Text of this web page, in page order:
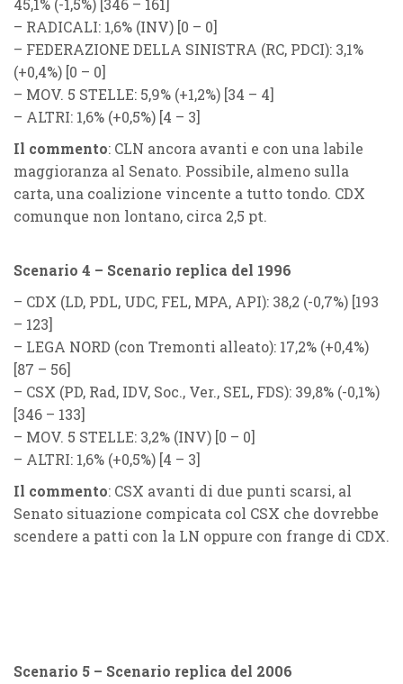
45,1% (-1,5%) [346 – 161]
– RADICALI: 1,6% (INV) [0 – 0]
– FEDERAZIONE DELLA SINISTRA (RC, PDCI): 3,1%
(+0,4%) [0 – 0]
– MOV. 5 STELLE: 5,9% (+1,2%) [34 – 4]
– ALTRI: 1,6% (+0,5%) [4 – 3]
Il commento: CLN ancora avanti e con una labile
maggioranza al Senato. Possibile, almeno sulla
carta, una coalizione vincente a tutto tondo. CDX
comunque non lontano, circa 2,5 pt.
Scenario 4 – Scenario replica del 1996
– CDX (LD, PDL, UDC, FEL, MPA, API): 38,2 (-0,7%) [193
– 123]
– LEGA NORD (con Tremonti alleato): 17,2% (+0,4%)
[87 – 56]
– CSX (PD, Rad, IDV, Soc., Ver., SEL, FDS): 39,8% (-0,1%)
[346 – 133]
– MOV. 5 STELLE: 3,2% (INV) [0 – 0]
– ALTRI: 1,6% (+0,5%) [4 – 3]
Il commento: CSX avanti di due punti scarsi, al
Senato situazione compicata col CSX che dovrebbe
scendere a patti con la LN oppure con frange di CDX.
Scenario 5 – Scenario replica del 2006